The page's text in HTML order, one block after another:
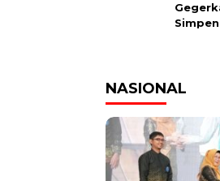
NASIONAL